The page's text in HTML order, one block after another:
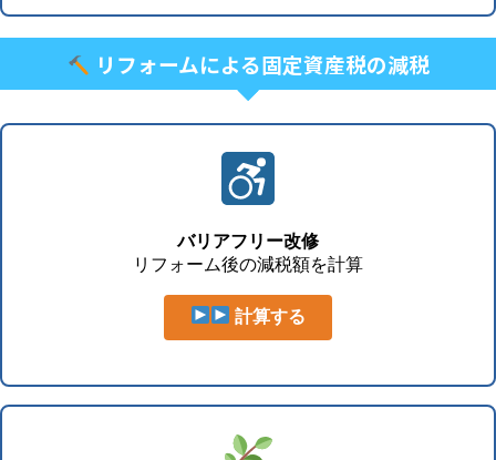
リフォームによる固定資産税の減税
バリアフリー改修
リフォーム後の減税額を計算
計算する